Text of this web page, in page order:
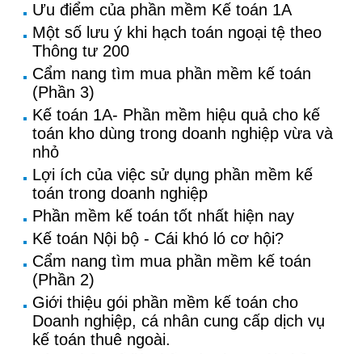
Ưu điểm của phần mềm Kế toán 1A
Một số lưu ý khi hạch toán ngoại tệ theo
Thông tư 200
Cẩm nang tìm mua phần mềm kế toán
(Phần 3)
Kế toán 1A- Phần mềm hiệu quả cho kế
toán kho dùng trong doanh nghiệp vừa và
nhỏ
Lợi ích của việc sử dụng phần mềm kế
toán trong doanh nghiệp
Phần mềm kế toán tốt nhất hiện nay
Kế toán Nội bộ - Cái khó ló cơ hội?
Cẩm nang tìm mua phần mềm kế toán
(Phần 2)
Giới thiệu gói phần mềm kế toán cho
Doanh nghiệp, cá nhân cung cấp dịch vụ
kế toán thuê ngoài.